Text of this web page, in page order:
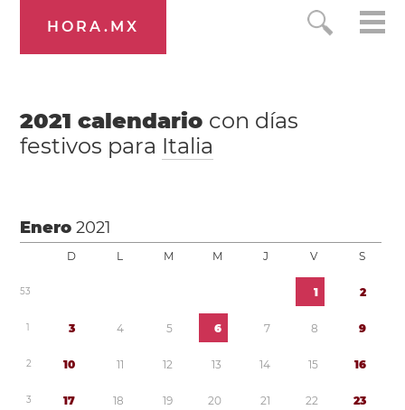
HORA.MX
2021 calendario con días
festivos para Italia
Enero2021
D L M M J V S
53 1 2
1 3 4 5 6 7 8 9
2 10 11 12 13 14 15 16
3 17 18 19 20 21 22 23